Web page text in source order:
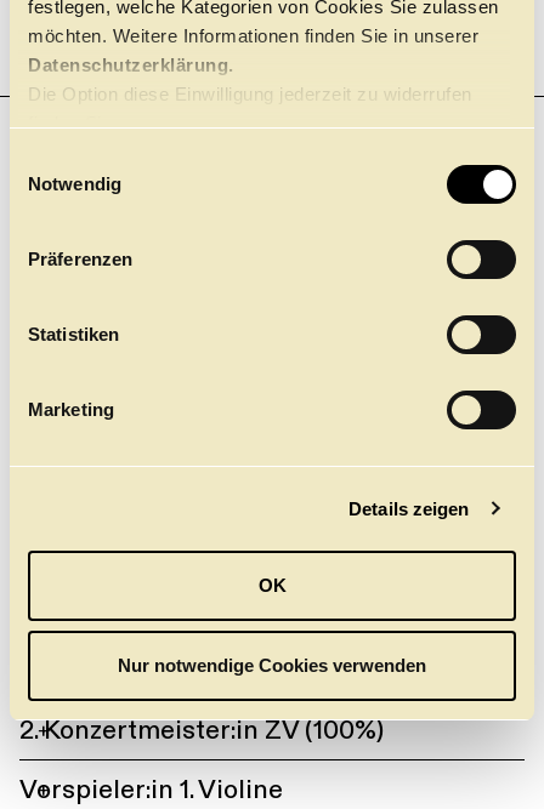
festlegen, welche Kategorien von Cookies Sie zulassen
möchten. Weitere Informationen finden Sie in unserer
Datenschutzerklärung.
Die Option diese Einwilligung jederzeit zu widerrufen
finden Sie
l
Notwendig
Präferenzen
Statistiken
Marketing
Details zeigen
OK
Nur notwendige Cookies verwenden
PHILHARMONISCHES
STAATSORCHESTER
Folgende Stellen (m/w/d) sind zu
ORCHESTER
2. Konzertmeister:in ZV (100%)
+
Vorspieler:in 1. Violine
+